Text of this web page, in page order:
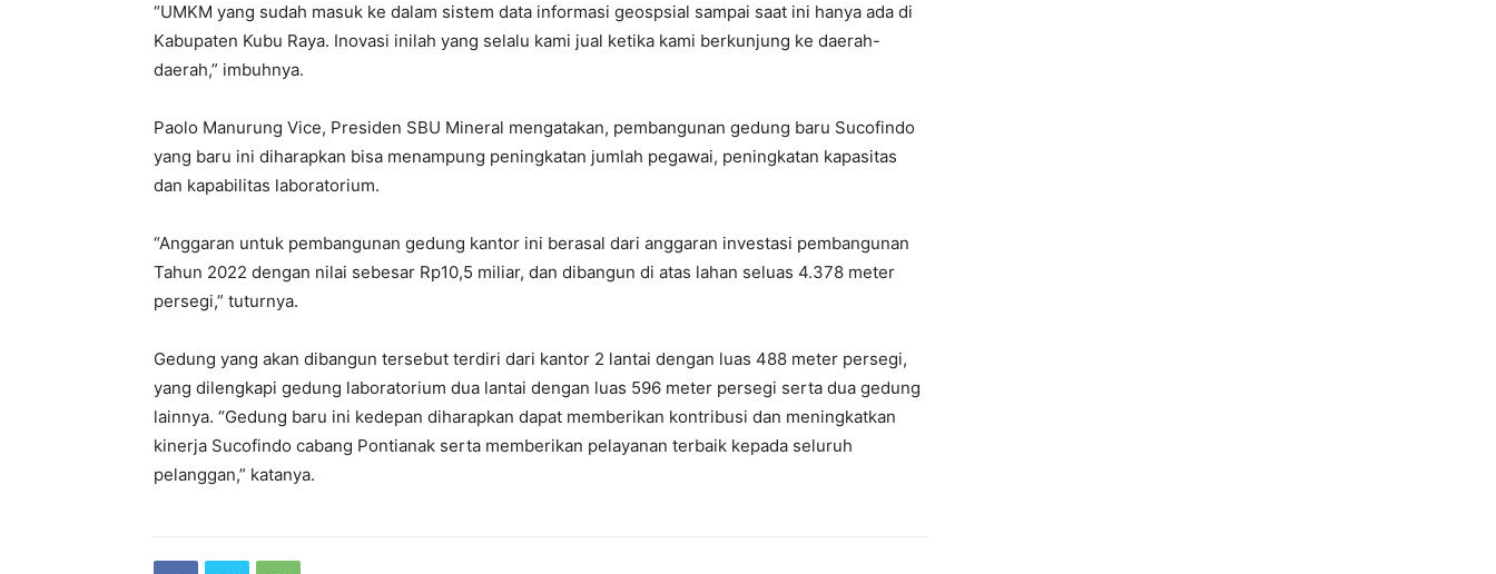
“UMKM yang sudah masuk ke dalam sistem data informasi geospsial sampai saat ini hanya ada di
Kabupaten Kubu Raya. Inovasi inilah yang selalu kami jual ketika kami berkunjung ke daerah-
daerah,” imbuhnya.
Paolo Manurung Vice, Presiden SBU Mineral mengatakan, pembangunan gedung baru Sucofindo
yang baru ini diharapkan bisa menampung peningkatan jumlah pegawai, peningkatan kapasitas
dan kapabilitas laboratorium.
“Anggaran untuk pembangunan gedung kantor ini berasal dari anggaran investasi pembangunan
Tahun 2022 dengan nilai sebesar Rp10,5 miliar, dan dibangun di atas lahan seluas 4.378 meter
persegi,” tuturnya.
Gedung yang akan dibangun tersebut terdiri dari kantor 2 lantai dengan luas 488 meter persegi,
yang dilengkapi gedung laboratorium dua lantai dengan luas 596 meter persegi serta dua gedung
lainnya. “Gedung baru ini kedepan diharapkan dapat memberikan kontribusi dan meningkatkan
kinerja Sucofindo cabang Pontianak serta memberikan pelayanan terbaik kepada seluruh
pelanggan,” katanya.